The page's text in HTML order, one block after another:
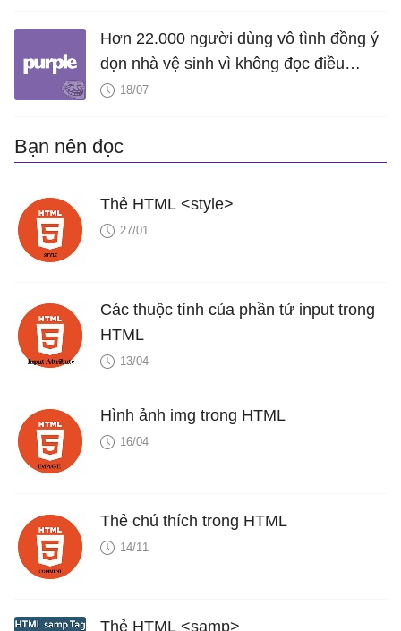
Hơn 22.000 người dùng vô tình đồng ý
dọn nhà vệ sinh vì không đọc điều
khoản của nhà cung cấp dịch vụ
18/07
Bạn nên đọc
Thẻ HTML <style>
27/01
Các thuộc tính của phần tử input trong
HTML
13/04
Hình ảnh img trong HTML
16/04
Thẻ chú thích trong HTML
14/11
Thẻ HTML <samp>